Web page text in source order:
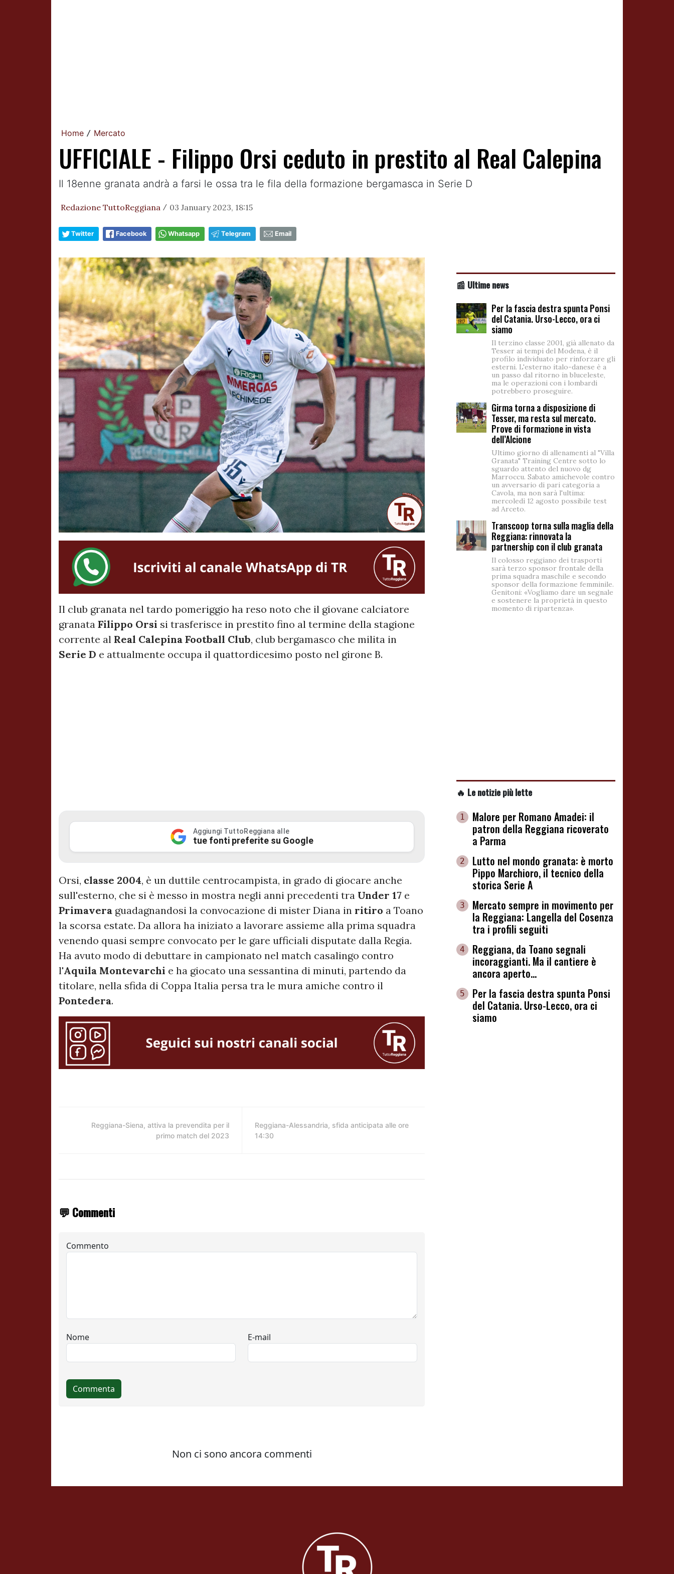
Home / Mercato
UFFICIALE - Filippo Orsi ceduto in prestito al Real Calepina
Il 18enne granata andrà a farsi le ossa tra le fila della formazione bergamasca in Serie D
Redazione TuttoReggiana / 03 January 2023, 18:15
Twitter Facebook Whatsapp Telegram Email
Il club granata nel tardo pomeriggio ha reso noto che il giovane calciatore
granata Filippo Orsi si trasferisce in prestito fino al termine della stagione
corrente al Real Calepina Football Club, club bergamasco che milita in
Serie D e attualmente occupa il quattordicesimo posto nel girone B.
Aggiungi TuttoReggiana alle
tue fonti preferite su Google
Orsi, classe 2004, è un duttile centrocampista, in grado di giocare anche
sull'esterno, che si è messo in mostra negli anni precedenti tra Under 17 e
Primavera guadagnandosi la convocazione di mister Diana in ritiro a Toano
la scorsa estate. Da allora ha iniziato a lavorare assieme alla prima squadra
venendo quasi sempre convocato per le gare ufficiali disputate dalla Regia.
Ha avuto modo di debuttare in campionato nel match casalingo contro
l'Aquila Montevarchi e ha giocato una sessantina di minuti, partendo da
titolare, nella sfida di Coppa Italia persa tra le mura amiche contro il
Pontedera.
Reggiana-Siena, attiva la prevendita per il
primo match del 2023
Reggiana-Alessandria, sfida anticipata alle ore
14:30
💬 Commenti
📰 Ultime news
Per la fascia destra spunta Ponsi
del Catania. Urso-Lecco, ora ci
siamo
Il terzino classe 2001, già allenato da
Tesser ai tempi del Modena, è il
profilo individuato per rinforzare gli
esterni. L'esterno italo-danese è a
un passo dal ritorno in bluceleste,
ma le operazioni con i lombardi
potrebbero proseguire.
Girma torna a disposizione di
Tesser, ma resta sul mercato.
Prove di formazione in vista
dell’Alcione
Ultimo giorno di allenamenti al "Villa
Granata" Training Centre sotto lo
sguardo attento del nuovo dg
Marroccu. Sabato amichevole contro
un avversario di pari categoria a
Cavola, ma non sarà l'ultima:
mercoledì 12 agosto possibile test
ad Arceto.
Transcoop torna sulla maglia della
Reggiana: rinnovata la
partnership con il club granata
Il colosso reggiano dei trasporti
sarà terzo sponsor frontale della
prima squadra maschile e secondo
sponsor della formazione femminile.
Genitoni: «Vogliamo dare un segnale
e sostenere la proprietà in questo
momento di ripartenza».
🔥 Le notizie più lette
1
Malore per Romano Amadei: il
patron della Reggiana ricoverato
a Parma
2
Lutto nel mondo granata: è morto
Pippo Marchioro, il tecnico della
storica Serie A
3
Mercato sempre in movimento per
la Reggiana: Langella del Cosenza
tra i profili seguiti
4
Reggiana, da Toano segnali
incoraggianti. Ma il cantiere è
ancora aperto...
5
Per la fascia destra spunta Ponsi
del Catania. Urso-Lecco, ora ci
siamo